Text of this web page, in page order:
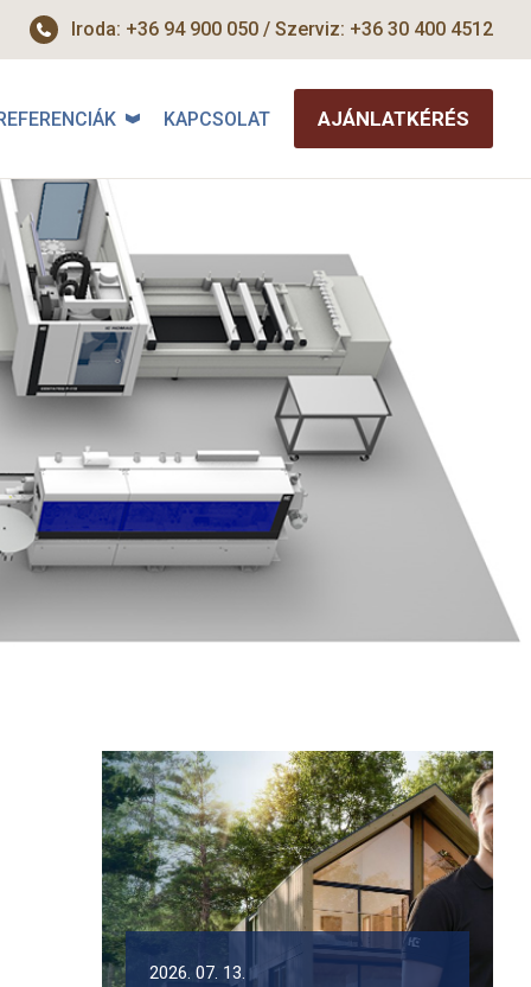
Iroda: +36 94 900 050 / Szerviz: +36 30 400 4512
KAPCSOLAT AJÁNLATKÉRÉS
2026. 07. 13.